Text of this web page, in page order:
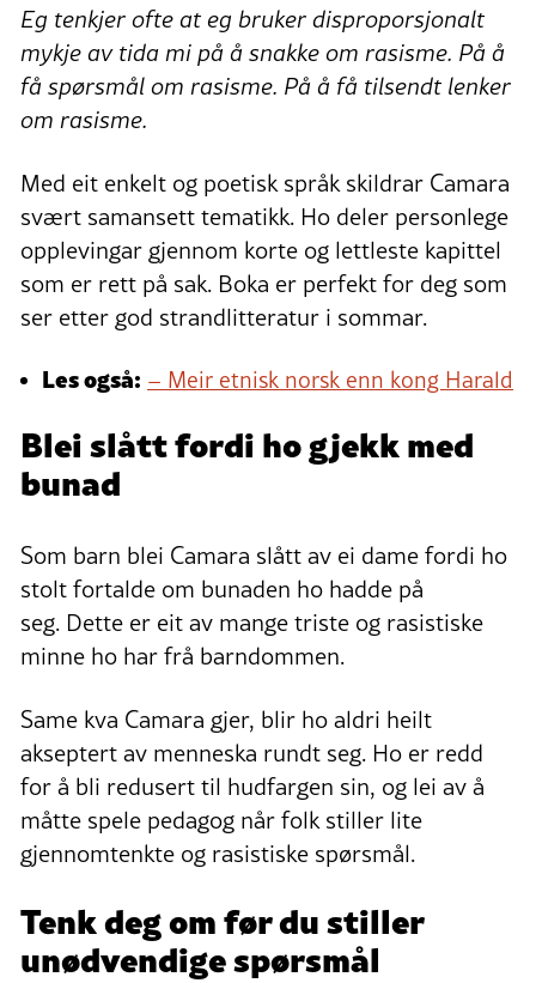
Eg tenkjer ofte at eg bruker disproporsjonalt
mykje av tida mi på å snakke om rasisme. På å
få spørsmål om rasisme. På å få tilsendt lenker
om rasisme.
Med eit enkelt og poetisk språk skildrar Camara
svært samansett tematikk. Ho deler personlege
opplevingar gjennom korte og lettleste kapittel
som er rett på sak. Boka er perfekt for deg som
ser etter god strandlitteratur i sommar.
Les også: – Meir etnisk norsk enn kong Harald
Blei slått fordi ho gjekk med
bunad
Som barn blei Camara slått av ei dame fordi ho
stolt fortalde om bunaden ho hadde på
seg. Dette er eit av mange triste og rasistiske
minne ho har frå barndommen.
Same kva Camara gjer, blir ho aldri heilt
akseptert av menneska rundt seg. Ho er redd
for å bli redusert til hudfargen sin, og lei av å
måtte spele pedagog når folk stiller lite
gjennomtenkte og rasistiske spørsmål.
Tenk deg om før du stiller
unødvendige spørsmål